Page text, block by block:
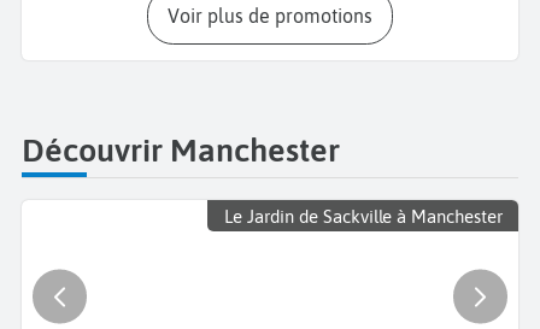
Voir plus de promotions
Découvrir Manchester
Le Jardin de Sackville à Manchester